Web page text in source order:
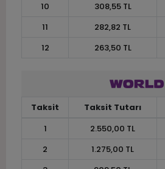
10
308,55 TL
11
282,82 TL
12
263,50 TL
Taksit Taksit Tutarı
1
2.550,00 TL
2
1.275,00 TL